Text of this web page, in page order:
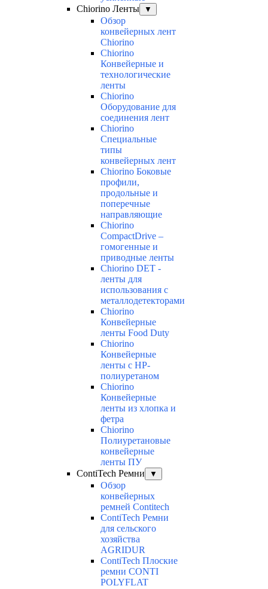
Chiorino Ленты
▼
Обзор
конвейерных лент
Chiorino
Chiorino
Конвейерные и
технологические
ленты
Chiorino
Оборудование для
соединения лент
Chiorino
Специальные
типы
конвейерных лент
Chiorino Боковые
профили,
продольные и
поперечные
направляющие
Chiorino
CompactDrive –
гомогенные и
приводные ленты
Chiorino DET -
ленты для
использования с
металлодетекторами
Chiorino
Конвейерные
ленты Food Duty
Chiorino
Конвейерные
ленты с НР-
полиуретаном
Chiorino
Конвейерные
ленты из хлопка и
фетра
Chiorino
Полиуретановые
конвейерные
ленты ПУ
ContiTech Ремни
▼
Обзор
конвейерных
ремней Contitech
ContiTech Ремни
для сельского
хозяйства
AGRIDUR
ContiTech Плоские
ремни CONTI
POLYFLAT